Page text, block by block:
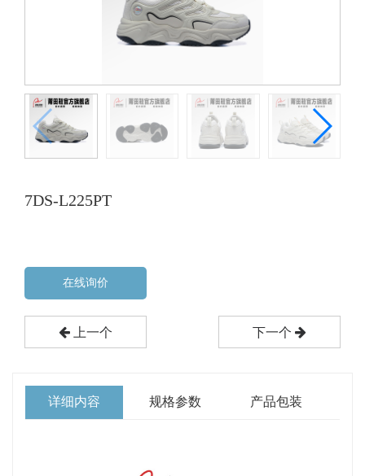
7DS-L225PT
在线询价
上一个 下一个
详细内容 规格参数 产品包装